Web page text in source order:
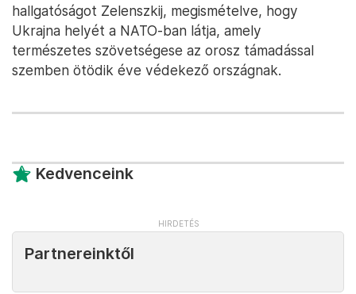
hallgatóságot Zelenszkij, megismételve, hogy
Ukrajna helyét a NATO-ban látja, amely
természetes szövetségese az orosz támadással
szemben ötödik éve védekező országnak.
Kedvenceink
Partnereinktől